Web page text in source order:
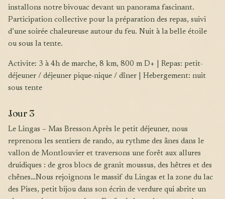
installons notre bivouac devant un panorama fascinant.
Participation collective pour la préparation des repas, suivi
d’une soirée chaleureuse autour du feu. Nuit à la belle étoile
ou sous la tente.
Activite: 3 à 4h de marche, 8 km, 800 m D+ | Repas: petit-
déjeuner / déjeuner pique-nique / dîner | Hebergement: nuit
sous tente
Jour 3
Le Lingas – Mas Bresson Après le petit déjeuner, nous
reprenons les sentiers de rando, au rythme des ânes dans le
vallon de Montlouvier et traversons une forêt aux allures
druidiques : de gros blocs de granit moussus, des hêtres et des
chênes…Nous rejoignons le massif du Lingas et la zone du lac
des Pises, petit bijou dans son écrin de verdure qui abrite un